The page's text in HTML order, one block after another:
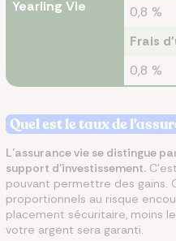
Yearling Vie
0,8 %
Frais
0,8 %
Quel est le taux de
L’assurance vie se distingue
support d’investissement.
pouvant permettre des gains.
proportionnels au risque
placement sécuritaire, moins
votre argent sera garanti.